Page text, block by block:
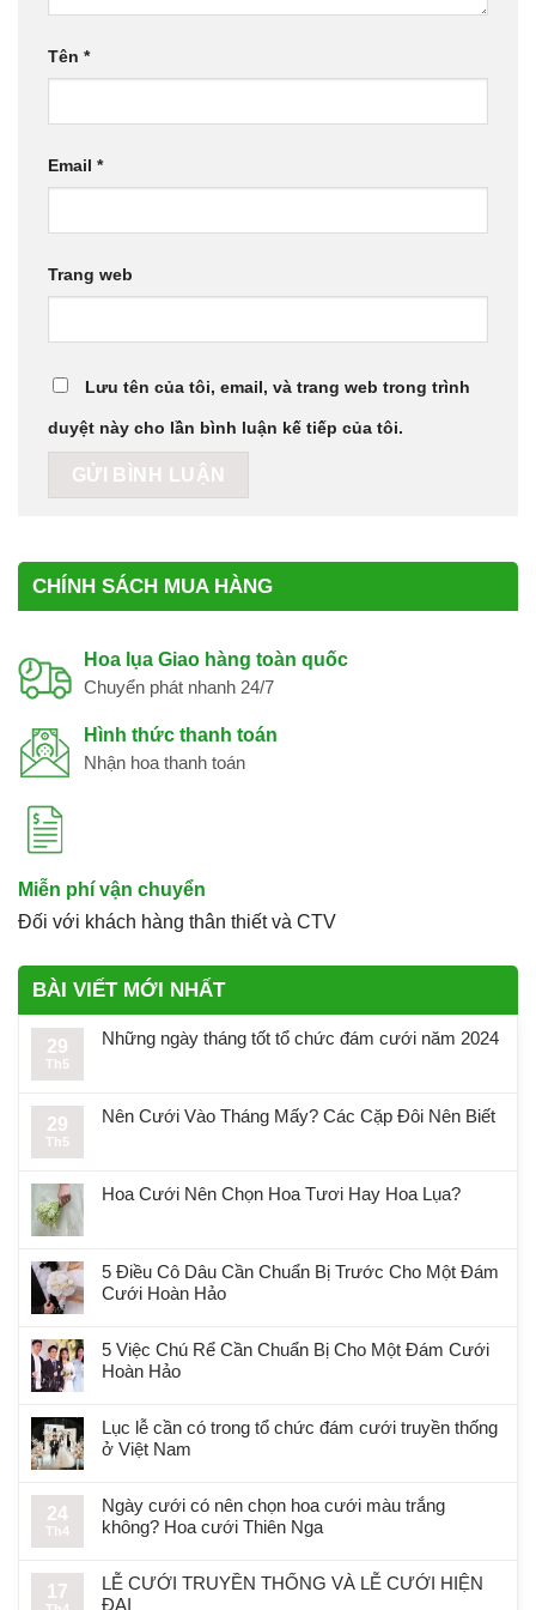
Tên *
Email *
Trang web
Lưu tên của tôi, email, và trang web trong trình
duyệt này cho lần bình luận kế tiếp của tôi.
CHÍNH SÁCH MUA HÀNG
Hoa lụa Giao hàng toàn quốc
Chuyển phát nhanh 24/7
Hình thức thanh toán
Nhận hoa thanh toán
Miễn phí vận chuyển
Đối với khách hàng thân thiết và CTV
BÀI VIẾT MỚI NHẤT
29
Th5
Những ngày tháng tốt tổ chức đám cưới năm 2024
29
Th5
Nên Cưới Vào Tháng Mấy? Các Cặp Đôi Nên Biết
Hoa Cưới Nên Chọn Hoa Tươi Hay Hoa Lụa?
5 Điều Cô Dâu Cần Chuẩn Bị Trước Cho Một Đám
Cưới Hoàn Hảo
5 Việc Chú Rể Cần Chuẩn Bị Cho Một Đám Cưới
Hoàn Hảo
Lục lễ cần có trong tổ chức đám cưới truyền thống
ở Việt Nam
24
Th4
Ngày cưới có nên chọn hoa cưới màu trắng
không? Hoa cưới Thiên Nga
17
LỄ CƯỚI TRUYỀN THỐNG VÀ LỄ CƯỚI HIỆN
ĐẠI